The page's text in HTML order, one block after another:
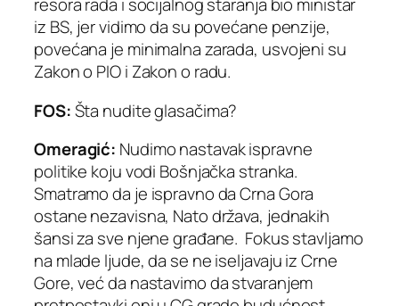
resora rada i socijalnog staranja bio ministar
iz BS, jer vidimo da su povećane penzije,
povećana je minimalna zarada, usvojeni su
Zakon o PIO i Zakon o radu.
FOS:Šta nudite glasačima?
Omeragić: Nudimo nastavak ispravne
politike koju vodi Bošnjačka stranka.
Smatramo da je ispravno da Crna Gora
ostane nezavisna, Nato država, jednakih
šansi za sve njene građane. Fokus stavljamo
na mlade ljude, da se ne iseljavaju iz Crne
Gore, već da nastavimo da stvaranjem